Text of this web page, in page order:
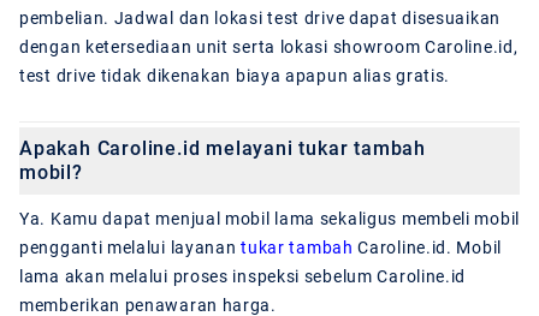
pembelian. Jadwal dan lokasi test drive dapat disesuaikan
dengan ketersediaan unit serta lokasi showroom Caroline.id,
test drive tidak dikenakan biaya apapun alias gratis.
Apakah Caroline.id melayani tukar tambah
mobil?
Ya. Kamu dapat menjual mobil lama sekaligus membeli mobil
pengganti melalui layanantukar tambah Caroline.id. Mobil
lama akan melalui proses inspeksi sebelum Caroline.id
memberikan penawaran harga.